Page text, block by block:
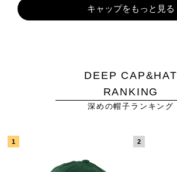
キャップをもっと見る
DEEP CAP&HAT
RANKING
深めの帽子ランキング